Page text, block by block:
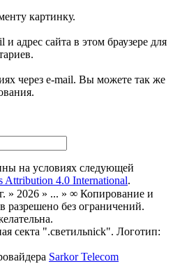
картинку.
адрес сайта в этом браузере для
через e-mail. Вы можете так же
на условиях следующей
Attribution 4.0 International.
» 2026 » ... » ∞ Копирование и
разрешено без ограничений.
секта ".светильnick". Логотип:
Sarkor Telecom